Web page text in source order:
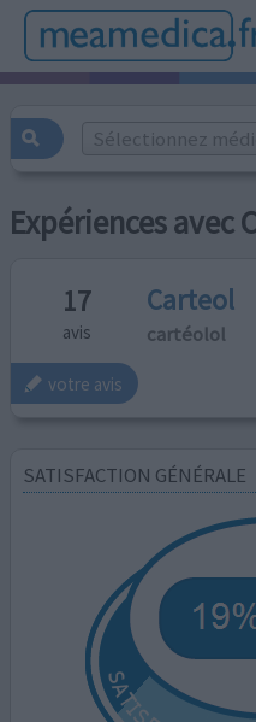
Sélectionnez
Expériences avec
17
avis
Carteol
cartéolol
votre avis
SATISFACTION GÉNÉRALE